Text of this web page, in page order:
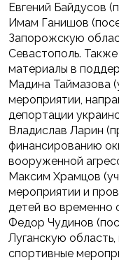
Евгений Байдусов
Имам Ганишов
Запорожскую
Севастополь.
материалы в
Мадина Таймазова
мероприятии,
депортации
Владислав Ларин
финансированию
вооруженной
Максим Храмцов
мероприятии и
детей во временно
Федор Чудинов
Луганскую
спортивные